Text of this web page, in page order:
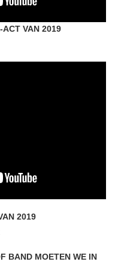
ACT VAN 2019
2019
BAND MOETEN WE IN